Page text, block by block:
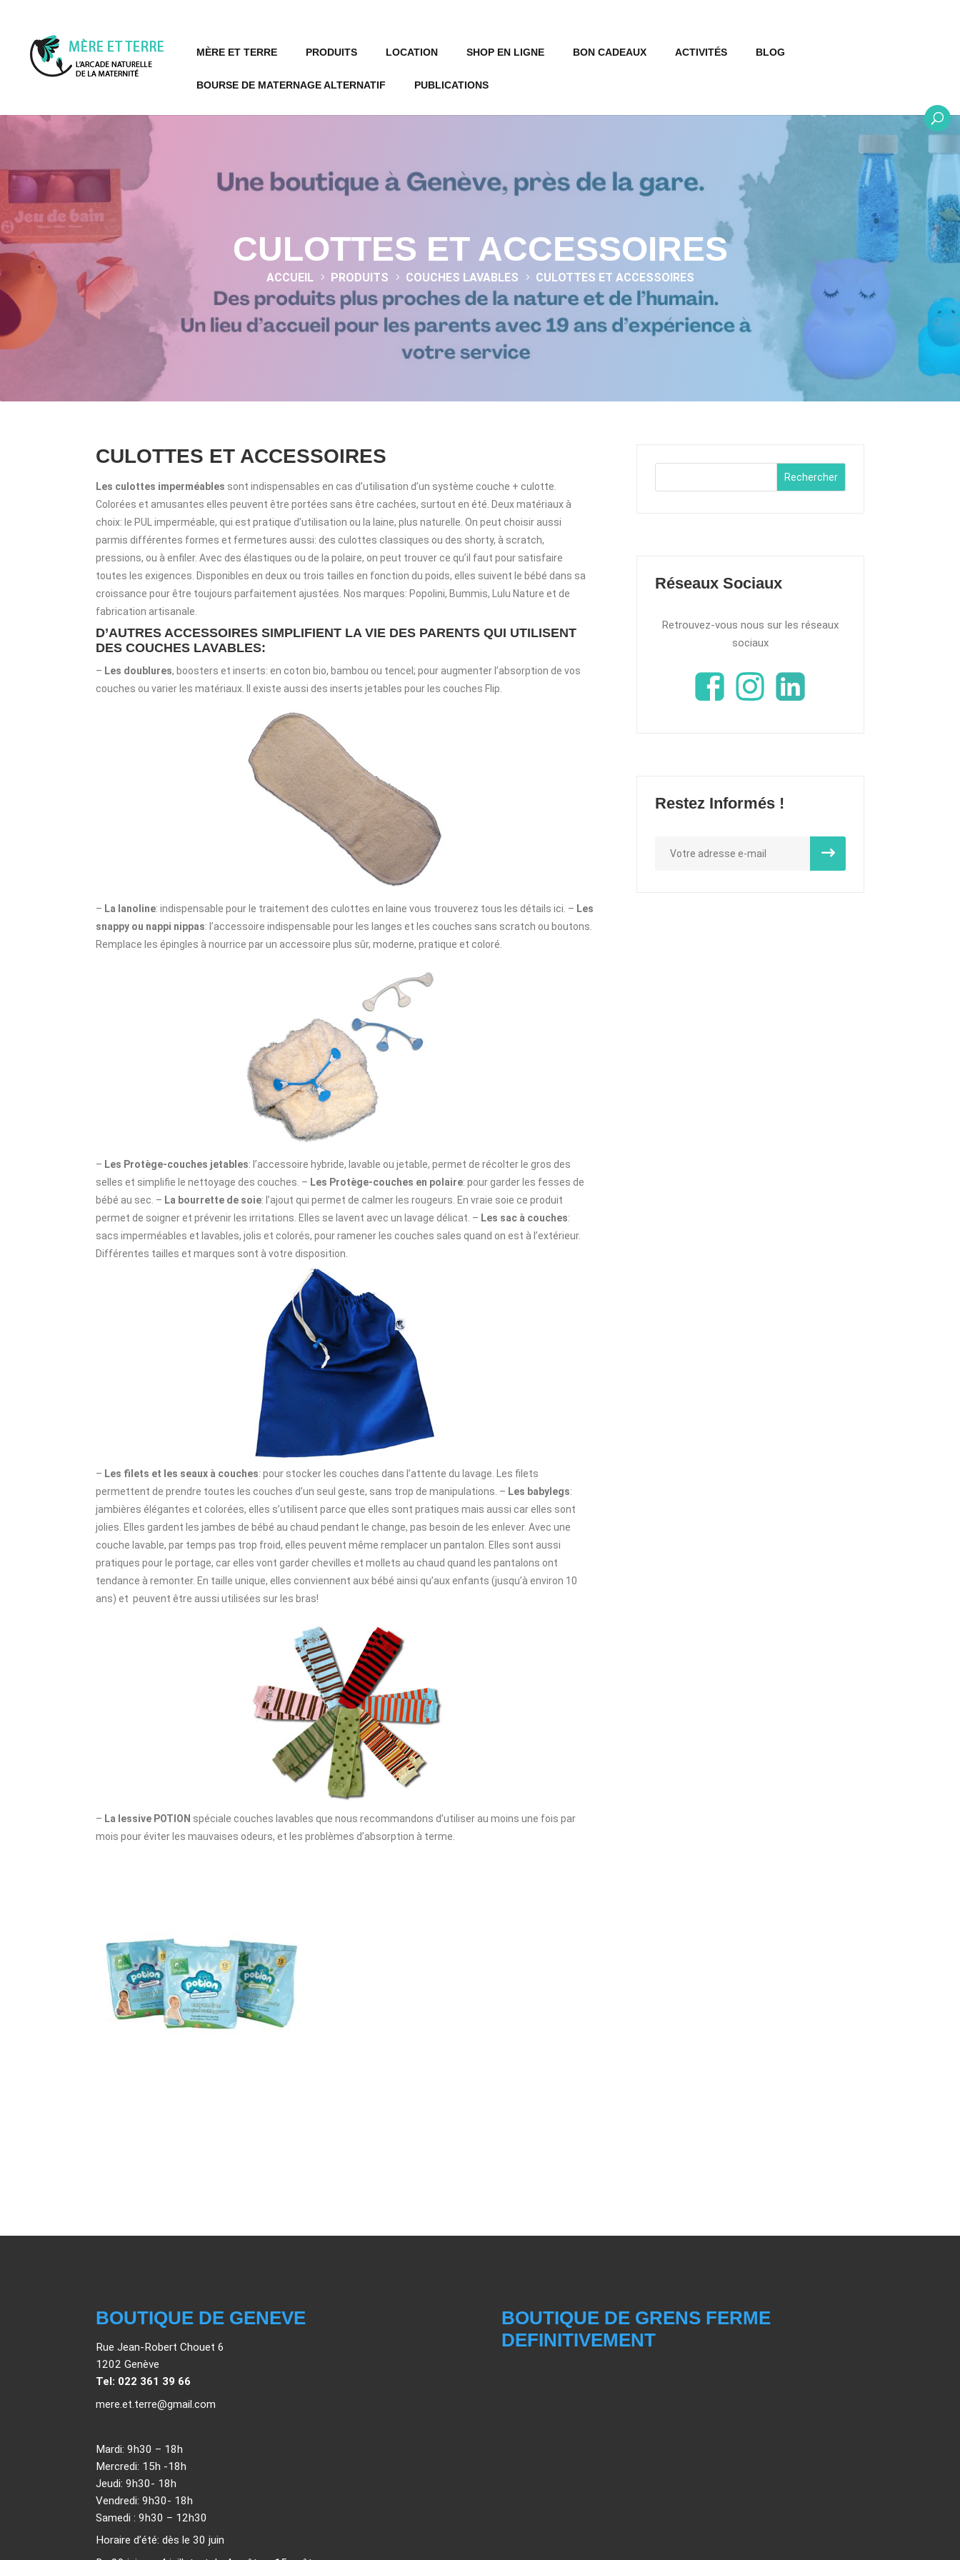
MÈRE ET TERRE PRODUITS LOCATION SHOP EN LIGNE BON CADEAUX ACTIVITÉS BLOG
BOURSE DE MATERNAGE ALTERNATIF PUBLICATIONS
CULOTTES ET ACCESSOIRES
ACCUEIL 5 PRODUITS 5 COUCHES LAVABLES 5 CULOTTES ET ACCESSOIRES
CULOTTES ET ACCESSOIRES
Les culottes imperméables sont indispensables en cas d’utilisation d’un système couche + culotte.
Colorées et amusantes elles peuvent être portées sans être cachées, surtout en été. Deux matériaux à
choix: le PUL imperméable, qui est pratique d’utilisation ou la laine, plus naturelle. On peut choisir aussi
parmis différentes formes et fermetures aussi: des culottes classiques ou des shorty, à scratch,
pressions, ou à enfiler. Avec des élastiques ou de la polaire, on peut trouver ce qu’il faut pour satisfaire
toutes les exigences. Disponibles en deux ou trois tailles en fonction du poids, elles suivent le bébé dans sa
croissance pour être toujours parfaitement ajustées. Nos marques: Popolini, Bummis, Lulu Nature et de
fabrication artisanale.
D’AUTRES ACCESSOIRES SIMPLIFIENT LA VIE DES PARENTS QUI UTILISENT
DES COUCHES LAVABLES:
– Les doublures, boosters et inserts: en coton bio, bambou ou tencel; pour augmenter l’absorption de vos
couches ou varier les matériaux. Il existe aussi des inserts jetables pour les couches Flip.
– La lanoline: indispensable pour le traitement des culottes en laine vous trouverez tous les détails ici. – Les
snappy ou nappi nippas: l’accessoire indispensable pour les langes et les couches sans scratch ou boutons.
Remplace les épingles à nourrice par un accessoire plus sûr, moderne, pratique et coloré.
– Les Protège-couches jetables: l’accessoire hybride, lavable ou jetable, permet de récolter le gros des
selles et simplifie le nettoyage des couches. – Les Protège-couches en polaire: pour garder les fesses de
bébé au sec. – La bourrette de soie: l’ajout qui permet de calmer les rougeurs. En vraie soie ce produit
permet de soigner et prévenir les irritations. Elles se lavent avec un lavage délicat. – Les sac à couches:
sacs imperméables et lavables, jolis et colorés, pour ramener les couches sales quand on est à l’extérieur.
Différentes tailles et marques sont à votre disposition.
– Les filets et les seaux à couches: pour stocker les couches dans l’attente du lavage. Les filets
permettent de prendre toutes les couches d’un seul geste, sans trop de manipulations. – Les babylegs:
jambières élégantes et colorées, elles s’utilisent parce que elles sont pratiques mais aussi car elles sont
jolies. Elles gardent les jambes de bébé au chaud pendant le change, pas besoin de les enlever. Avec une
couche lavable, par temps pas trop froid, elles peuvent même remplacer un pantalon. Elles sont aussi
pratiques pour le portage, car elles vont garder chevilles et mollets au chaud quand les pantalons ont
tendance à remonter. En taille unique, elles conviennent aux bébé ainsi qu’aux enfants (jusqu’à environ 10
ans) et peuvent être aussi utilisées sur les bras!
– La lessive POTION spéciale couches lavables que nous recommandons d’utiliser au moins une fois par
mois pour éviter les mauvaises odeurs, et les problèmes d’absorption à terme.
Rechercher
Réseaux Sociaux
Retrouvez-vous nous sur les réseaux
sociaux
Restez Informés !
BOUTIQUE DE GENEVE
Rue Jean-Robert Chouet 6
1202 Genève
Tel: 022 361 39 66
mere.et.terre@gmail.com
Mardi: 9h30 – 18h
Mercredi: 15h -18h
Jeudi: 9h30- 18h
Vendredi: 9h30- 18h
Samedi : 9h30 – 12h30
Horaire d’été: dès le 30 juin
BOUTIQUE DE GRENS FERME
DEFINITIVEMENT